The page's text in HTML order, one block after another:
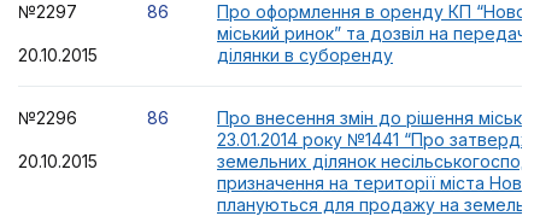
№2297
20.10.2015
86
Про оформлення в оренду КП
міський ринок” та дозвіл на
ділянки в суборенду
№2296
20.10.2015
86
Про внесення змін до рішення
23.01.2014 року №1441 “Про
земельних ділянок
призначення на території міста Нова
плануються для продажу на